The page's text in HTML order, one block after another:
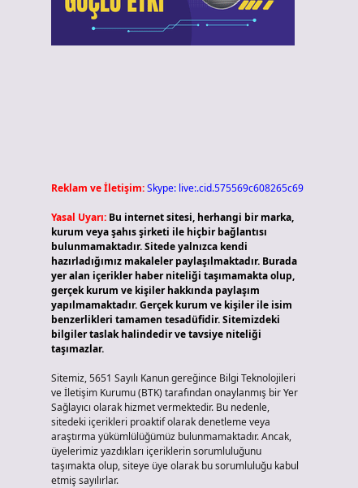
Reklam ve İletişim:Skype: live:.cid.575569c608265c69
Yasal Uyarı: Bu internet sitesi, herhangi bir marka,
kurum veya şahıs şirketi ile hiçbir bağlantısı
bulunmamaktadır. Sitede yalnızca kendi
hazırladığımız makaleler paylaşılmaktadır. Burada
yer alan içerikler haber niteliği taşımamakta olup,
gerçek kurum ve kişiler hakkında paylaşım
yapılmamaktadır. Gerçek kurum ve kişiler ile isim
benzerlikleri tamamen tesadüfidir. Sitemizdeki
bilgiler taslak halindedir ve tavsiye niteliği
taşımazlar.
Sitemiz, 5651 Sayılı Kanun gereğince Bilgi Teknolojileri
ve İletişim Kurumu (BTK) tarafından onaylanmış bir Yer
Sağlayıcı olarak hizmet vermektedir. Bu nedenle,
sitedeki içerikleri proaktif olarak denetleme veya
araştırma yükümlülüğümüz bulunmamaktadır. Ancak,
üyelerimiz yazdıkları içeriklerin sorumluluğunu
taşımakta olup, siteye üye olarak bu sorumluluğu kabul
etmiş sayılırlar.